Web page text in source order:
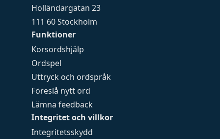
Funktioner
Korsordshjälp
Ordspel
Uttryck och ordspråk
Föreslå nytt ord
Lämna feedback
Integritet och villkor
Integritetsskydd
Holländargatan 23
111 60 Stockholm